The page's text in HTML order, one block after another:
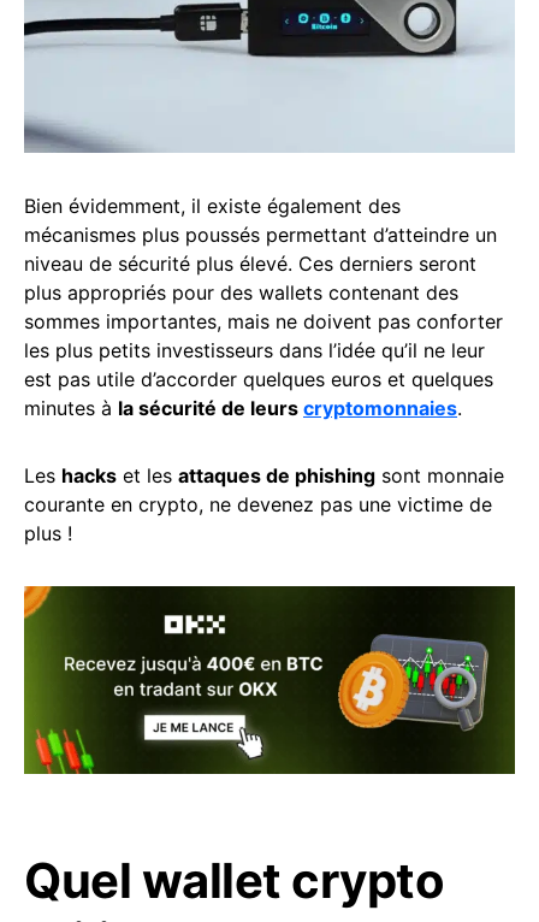
Bien évidemment, il existe également des
mécanismes plus poussés permettant d’atteindre un
niveau de sécurité plus élevé. Ces derniers seront
plus appropriés pour des wallets contenant des
sommes importantes, mais ne doivent pas conforter
les plus petits investisseurs dans l’idée qu’il ne leur
est pas utile d’accorder quelques euros et quelques
minutes à la sécurité de leurs cryptomonnaies.
Les hacks et les attaques de phishing sont monnaie
courante en crypto, ne devenez pas une victime de
plus !
Quel wallet crypto